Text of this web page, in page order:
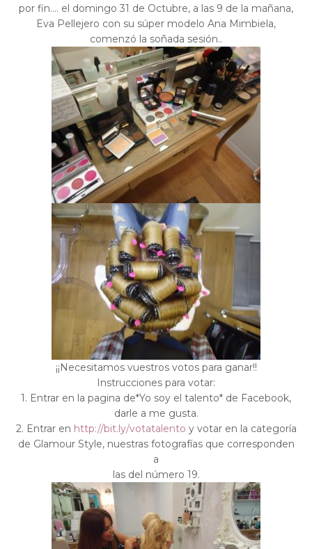
por fin…. el domingo 31 de Octubre, a las 9 de la mañana,
Eva Pellejero con su súper modelo Ana Mimbiela,
comenzó la soñada sesión..
¡¡Necesitamos vuestros votos para ganar!!
Instrucciones para votar:
1. Entrar en la pagina de*Yo soy el talento* de Facebook,
darle a me gusta.
2. Entrar en http://bit.ly/votatalento y votar en la categoría
de Glamour Style, nuestras fotografías que corresponden
a
las del número 19.